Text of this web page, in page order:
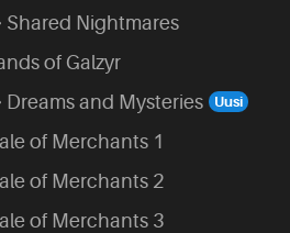
Shared Nightmares
of Galzyr
Dreams and Mysteries
of Merchants 1
of Merchants 2
of Merchants 3